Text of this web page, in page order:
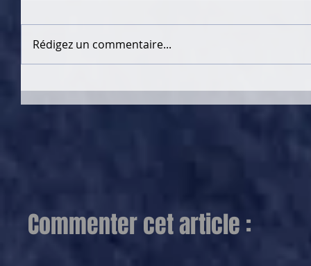
Rédigez un commentaire...
Commenter cet article :